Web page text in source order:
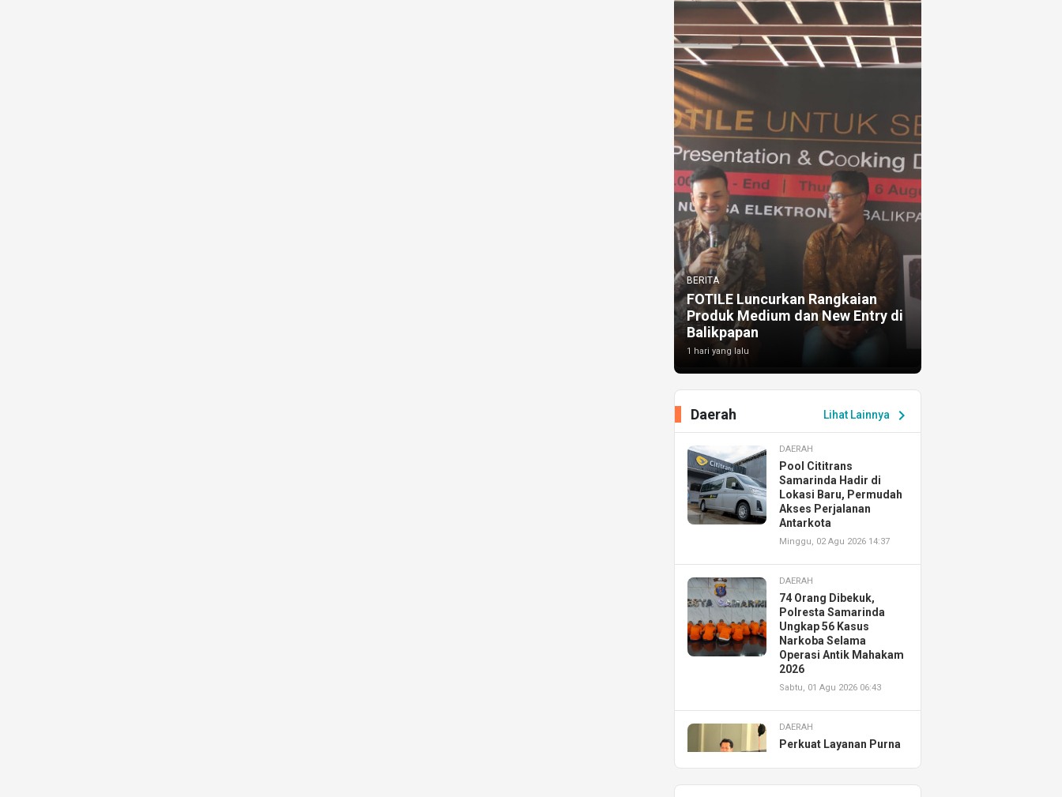
BERITA
FOTILE Luncurkan Rangkaian
Produk Medium dan New Entry di
Balikpapan
1 hari yang lalu
Lihat Lainnya chevron_right
Daerah
DAERAH
Pool Cititrans
Samarinda Hadir di
Lokasi Baru, Permudah
Akses Perjalanan
Antarkota
Minggu, 02 Agu 2026 14:37
DAERAH
74 Orang Dibekuk,
Polresta Samarinda
Ungkap 56 Kasus
Narkoba Selama
Operasi Antik Mahakam
2026
Sabtu, 01 Agu 2026 06:43
DAERAH
Perkuat Layanan Purna
Resmikan AHASS